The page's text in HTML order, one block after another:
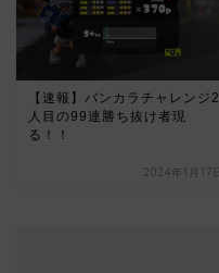
【速報】バンカラチャレンジ2
人目の99連勝ち抜け者現
る！！
2024年1月17日